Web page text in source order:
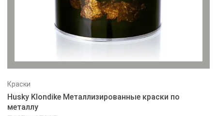
Краски
Husky Klondike Металлизированные краски по
металлу